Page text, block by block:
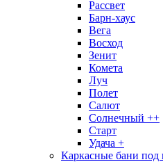
Рассвет
Барн-хаус
Вега
Восход
Зенит
Комета
Луч
Полет
Салют
Солнечный ++
Старт
Удача +
Каркасные бани под